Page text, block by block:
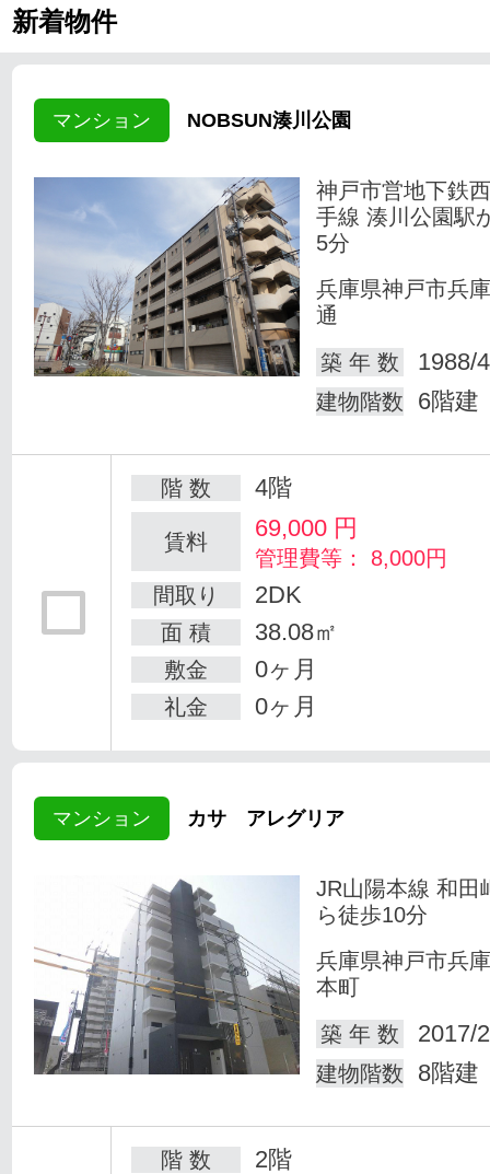
新着物件
マンション NOBSUN湊川公園
神戸市営地下鉄
手線 湊川公園駅
5分
兵庫県神戸市兵
通
築 年 数
1988/
建物階数 6階建
階 数 4階
賃料 69,000 円
管理費等： 8,000円
間取り
2DK
面 積 38.08㎡
敷金 0ヶ月
礼金 0ヶ月
マンション カサ アレグリア
JR山陽本線 和田
ら徒歩10分
兵庫県神戸市兵
本町
築 年 数
2017/
建物階数 8階建
階 数 2階